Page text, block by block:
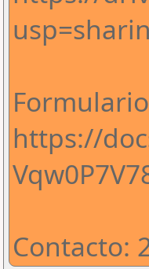
https://
Contacto: